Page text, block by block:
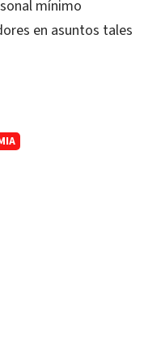
mínimo
en asuntos tales